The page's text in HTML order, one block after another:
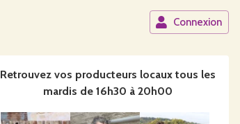
Connexion
Retrouvez vos producteurs locaux tous les
mardis de 16h30 à 20h00